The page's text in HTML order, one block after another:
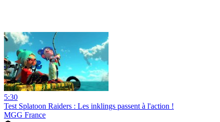
5:30
Test Splatoon Raiders : Les inklings passent à l'action !
MGG France